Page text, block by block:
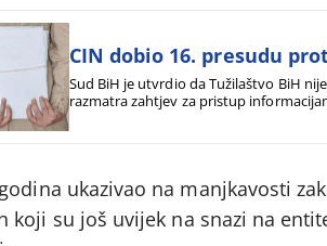
CIN dobio 16. presudu
Sud BiH je utvrdio da Tužilaštvo BiH
razmatra zahtjev za pristup
ukazivao na manjkavosti
koji su još uvijek na snazi na